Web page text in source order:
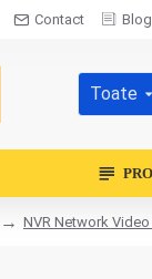
Contact Blog
Toate
NVR Network